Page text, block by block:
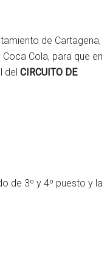
de Cartagena,
Cola, para que en
del CIRCUITO DE
de 3º y 4º puesto y la